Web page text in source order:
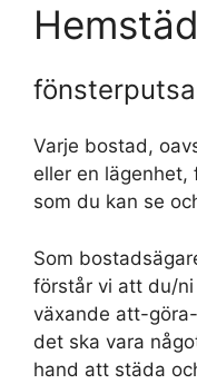
Varje bostad,
eller en
som du kan se
Som
förstår vi att du/
växande att-
det ska vara
hand att städa